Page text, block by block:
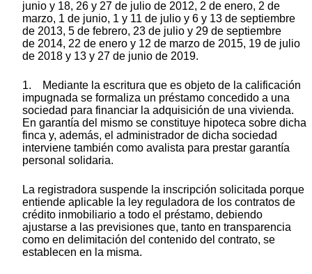
junio y 18, 26 y 27 de julio de 2012, 2 de enero, 2 de
marzo, 1 de junio, 1 y 11 de julio y 6 y 13 de septiembre
de 2013, 5 de febrero, 23 de julio y 29 de septiembre
de 2014, 22 de enero y 12 de marzo de 2015, 19 de julio
de 2018 y 13 y 27 de junio de 2019.
1. Mediante la escritura que es objeto de la calificación
impugnada se formaliza un préstamo concedido a una
sociedad para financiar la adquisición de una vivienda.
En garantía del mismo se constituye hipoteca sobre dicha
finca y, además, el administrador de dicha sociedad
interviene también como avalista para prestar garantía
personal solidaria.
La registradora suspende la inscripción solicitada porque
entiende aplicable la ley reguladora de los contratos de
crédito inmobiliario a todo el préstamo, debiendo
ajustarse a las previsiones que, tanto en transparencia
como en delimitación del contenido del contrato, se
establecen en la misma.